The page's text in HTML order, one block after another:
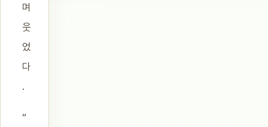
며
웃
었
다
.
“